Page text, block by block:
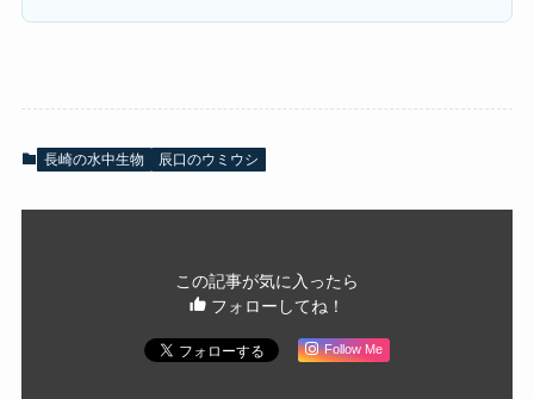
長崎の水中生物 辰口のウミウシ
この記事が気に入ったら
フォローしてね！
Follow Me